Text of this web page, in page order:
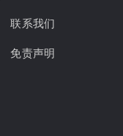
联系我们
免责声明